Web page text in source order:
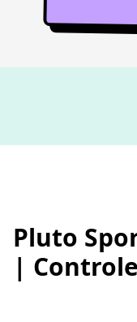
Pluto
|